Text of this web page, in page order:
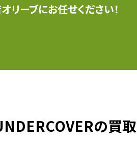
リーブにお任せください！
の買取